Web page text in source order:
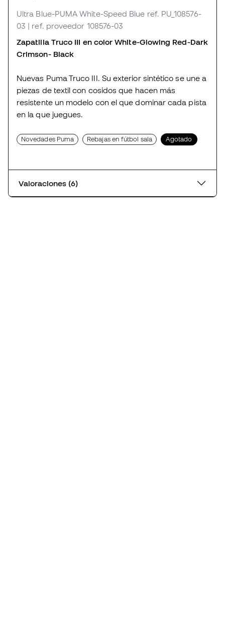
Ultra Blue-PUMA White-Speed Blue ref. PU_108576-
03 | ref. proveedor 108576-03
Zapatilla Truco III en color White-Glowing Red-Dark
Crimson- Black
Nuevas Puma Truco III. Su exterior sintético se une a
piezas de textil con cosidos que hacen más
resistente un modelo con el que dominar cada pista
en la que juegues.
Novedades Puma Rebajas en fútbol sala Agotado
Valoraciones (6)